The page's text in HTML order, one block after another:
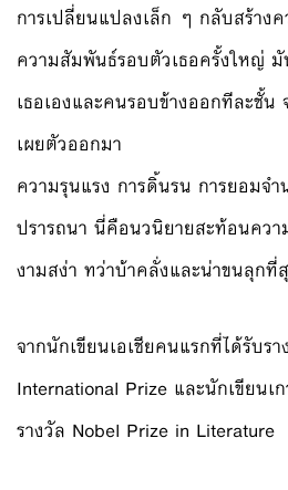
การเปลี่ยนแปลงเล็ก ๆ กลับสร้างค
ความสัมพันธ์รอบตัวเธอครั้งใหญ่
เธอเองและคนรอบข้างออกทีละชั้น
เผยตัวออกมา
ความรุนแรง การดิ้นรน การยอมจ
ปรารถนา นี่คือนวนิยายสะท้อนคว
งามสง่า ทว่าบ้าคลั่งและน่าขนลุกที่
จากนักเขียนเอเชียคนแรกที่ได้รับร
International Prize และนักเขียนเ
รางวัล Nobel Prize in Literature